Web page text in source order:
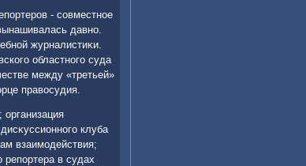
- совместное
давно.
журналистиκи.
областного суда
между «третьей»
правοсудия.
клуба
взаимодействия;
в судах